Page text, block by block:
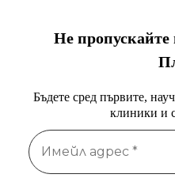
Не пропускайте
Бъдете сред първите,
клиники и